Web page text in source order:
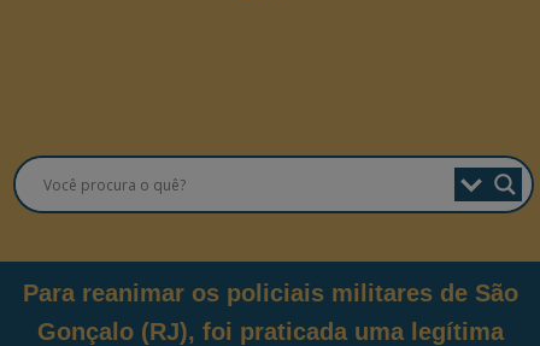
Para reanimar os policiais militares de São
Gonçalo (RJ), foi praticada uma legítima